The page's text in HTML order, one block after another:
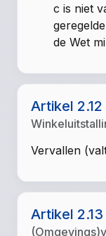
c is niet
de Wet
Artikel 2.12
Vervallen
Artikel 2.13